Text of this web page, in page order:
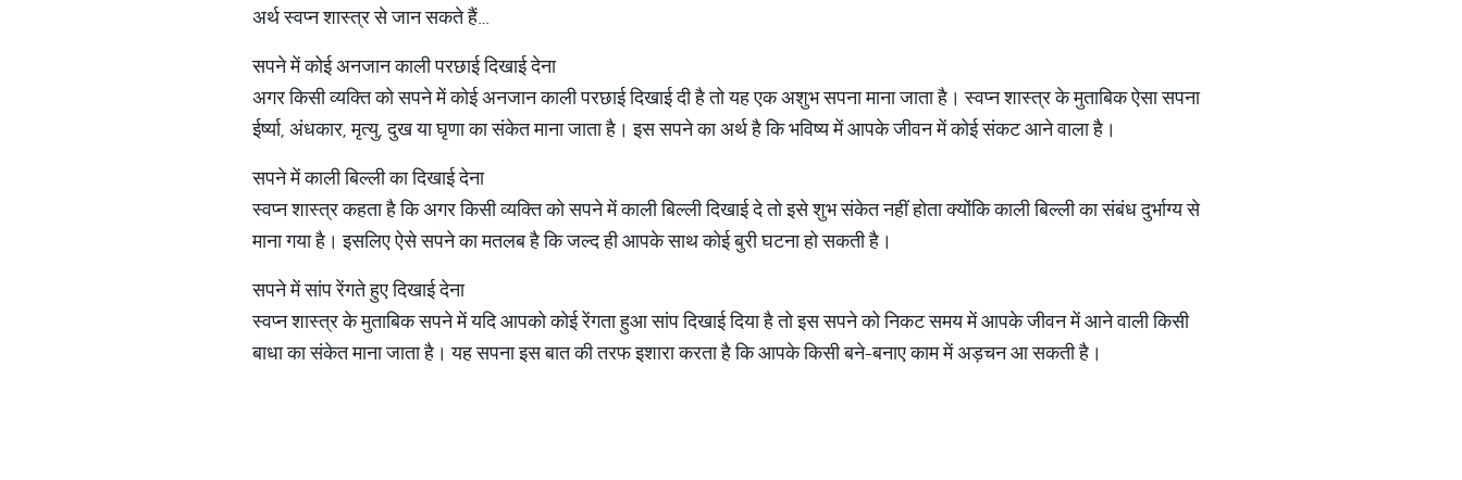
अर्थ स्वप्न शास्त्र से जान सकते हैं…
सपने में कोई अनजान काली परछाई दिखाई देना
अगर किसी व्यक्ति को सपने में कोई अनजान काली परछाई दिखाई दी है तो यह एक अशुभ सपना माना जाता है। स्वप्न शास्त्र के मुताबिक ऐसा सपना
ईर्ष्या, अंधकार, मृत्यु, दुख या घृणा का संकेत माना जाता है। इस सपने का अर्थ है कि भविष्य में आपके जीवन में कोई संकट आने वाला है।
सपने में काली बिल्ली का दिखाई देना
स्वप्न शास्त्र कहता है कि अगर किसी व्यक्ति को सपने में काली बिल्ली दिखाई दे तो इसे शुभ संकेत नहीं होता क्योंकि काली बिल्ली का संबंध दुर्भाग्य से
माना गया है। इसलिए ऐसे सपने का मतलब है कि जल्द ही आपके साथ कोई बुरी घटना हो सकती है।
सपने में सांप रेंगते हुए दिखाई देना
स्वप्न शास्त्र के मुताबिक सपने में यदि आपको कोई रेंगता हुआ सांप दिखाई दिया है तो इस सपने को निकट समय में आपके जीवन में आने वाली किसी
बाधा का संकेत माना जाता है। यह सपना इस बात की तरफ इशारा करता है कि आपके किसी बने-बनाए काम में अड़चन आ सकती है।